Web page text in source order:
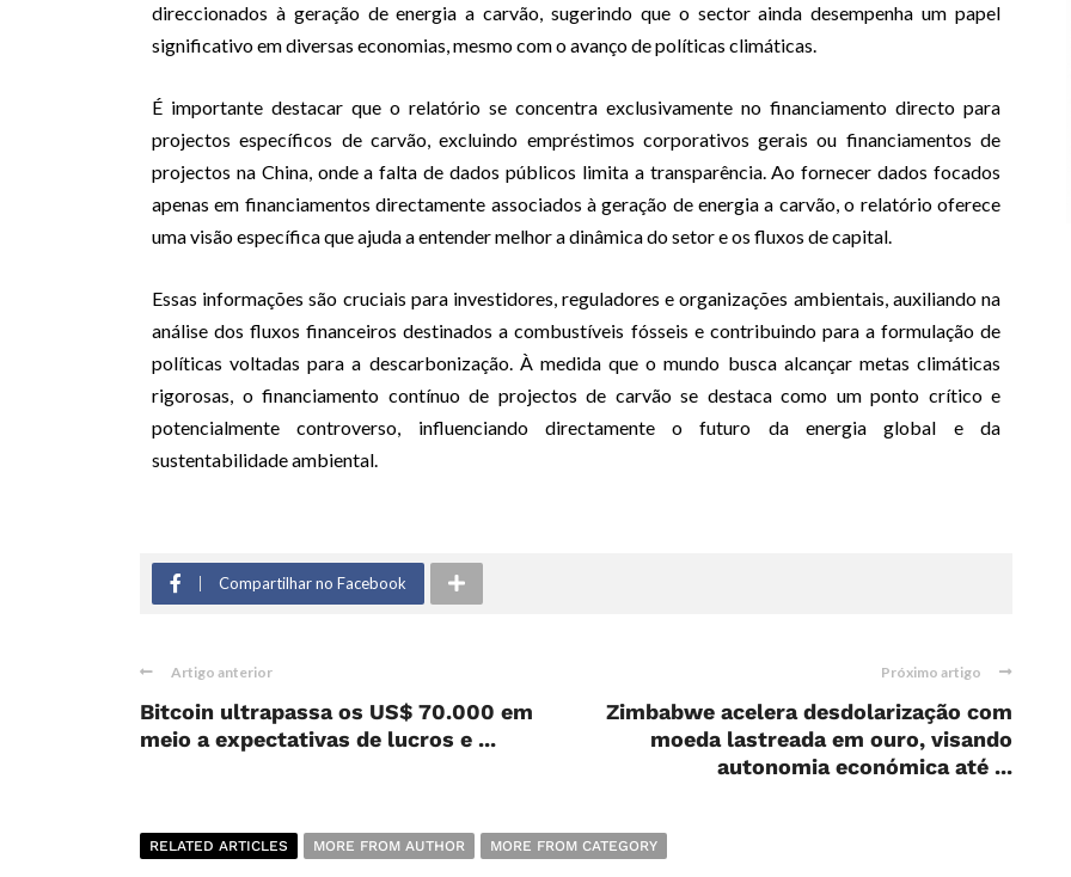
direccionados à geração de energia a carvão, sugerindo que o sector ainda desempenha um papel
significativo em diversas economias, mesmo com o avanço de políticas climáticas.
É importante destacar que o relatório se concentra exclusivamente no financiamento directo para
projectos específicos de carvão, excluindo empréstimos corporativos gerais ou financiamentos de
projectos na China, onde a falta de dados públicos limita a transparência. Ao fornecer dados focados
apenas em financiamentos directamente associados à geração de energia a carvão, o relatório oferece
uma visão específica que ajuda a entender melhor a dinâmica do setor e os fluxos de capital.
Essas informações são cruciais para investidores, reguladores e organizações ambientais, auxiliando na
análise dos fluxos financeiros destinados a combustíveis fósseis e contribuindo para a formulação de
políticas voltadas para a descarbonização. À medida que o mundo busca alcançar metas climáticas
rigorosas, o financiamento contínuo de projectos de carvão se destaca como um ponto crítico e
potencialmente controverso, influenciando directamente o futuro da energia global e da
sustentabilidade ambiental.
Compartilhar no Facebook
Artigo anterior
Bitcoin ultrapassa os US$ 70.000 em
meio a expectativas de lucros e ...
Próximo artigo
Zimbabwe acelera desdolarização com
moeda lastreada em ouro, visando
autonomia económica até ...
RELATED ARTICLES MORE FROM AUTHOR MORE FROM CATEGORY